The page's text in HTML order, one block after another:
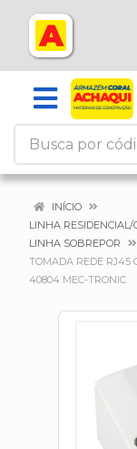
INÍCIO
LINHA RESIDENCIAL/
LINHA SOBREPOR
TOMADA REDE RJ45
40804 MEC-TRONIC